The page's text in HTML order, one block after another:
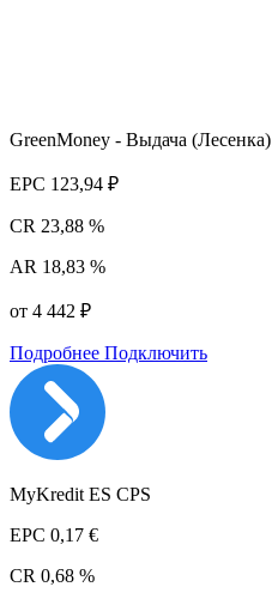
GreenMoney - Выдача (Лесенка)
EPC 123,94 ₽
CR 23,88 %
AR 18,83 %
от 4 442 ₽
Подробнее Подключить
MyKredit ES CPS
EPC 0,17 €
CR 0,68 %